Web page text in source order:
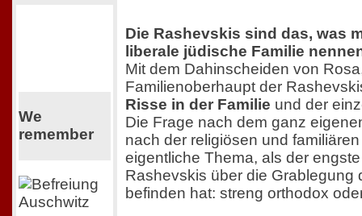
We
remember
Die Rashevskis sind das, was
liberale jüdische Familie
Mit dem Dahinscheiden von
Familienoberhaupt der
Risse in der Familie und der
Die Frage nach dem ganz
nach der religiösen und
eigentliche Thema, als der
Rashevskis über die Grablegung
befinden hat: streng orthodox